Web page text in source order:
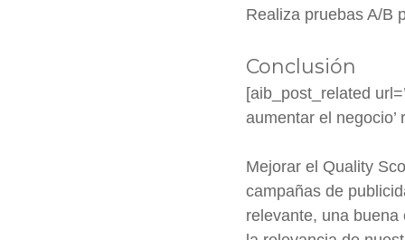
Realiza pruebas A/B
Conclusión
[aib_post_related
aumentar el negocio’
Mejorar el Quality
campañas de
relevante, una